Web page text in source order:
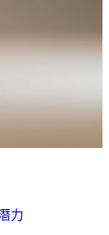
力